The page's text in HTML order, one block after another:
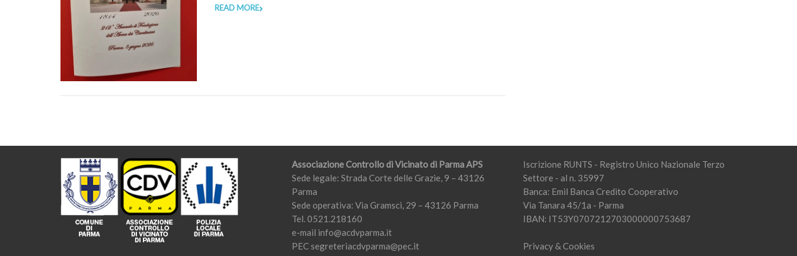
READ MORE
Associazione Controllo di Vicinato di Parma APS
Sede legale: Strada Corte delle Grazie, 9 – 43126
Parma
Sede operativa: Via Gramsci, 29 – 43126 Parma
Tel. 0521.218160
e-mail info@acdvparma.it
PEC segreteriacdvparma@pec.it
Iscrizione RUNTS - Registro Unico Nazionale Terzo
Settore - al n. 35997
Banca: Emil Banca Credito Cooperativo
Via Tanara 45/1a - Parma
IBAN: IT53Y0707212703000000753687
Privacy & Cookies